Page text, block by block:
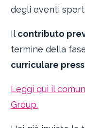
degli eventi
Il contributo
termine della
curriculare
Leggi qui il
Group.